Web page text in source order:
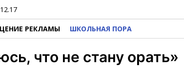
12.17
РЕКЛАМЫ ШКОЛЬНАЯ ПОРА
что не стану орать»